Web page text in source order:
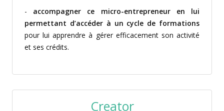
- accompagner ce micro-entrepreneur en lui
permettant d’accéder à un cycle de formations
pour lui apprendre à gérer efficacement son activité
et ses crédits.
Creator